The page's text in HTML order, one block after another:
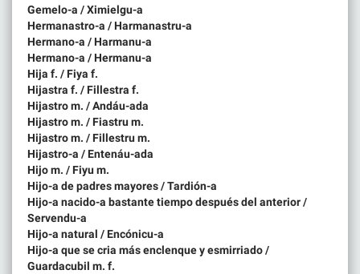
Gemelo-a / Ximielgu-a
Hermanastro-a / Harmanastru-a
Hermano-a / Harmanu-a
Hermano-a / Hermanu-a
Hija f. / Fiya f.
Hijastra f. / Fillestra f.
Hijastro m. / Andáu-ada
Hijastro m. / Fiastru m.
Hijastro m. / Fillestru m.
Hijastro-a / Entenáu-ada
Hijo m. / Fiyu m.
Hijo-a de padres mayores / Tardión-a
Hijo-a nacido-a bastante tiempo después del anterior /
Servendu-a
Hijo-a natural / Encónicu-a
Hijo-a que se cria más enclenque y esmirriado /
Guardacubil m. f.